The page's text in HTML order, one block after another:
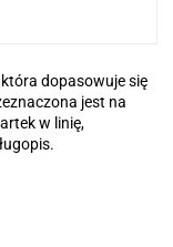
dopasowuje się
jest na
w linię,